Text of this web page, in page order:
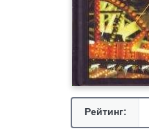
Рейтинг: